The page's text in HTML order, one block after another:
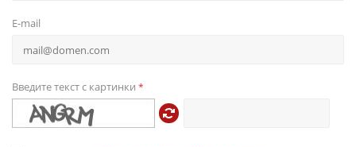
E-mail
Введите текст с картинки *